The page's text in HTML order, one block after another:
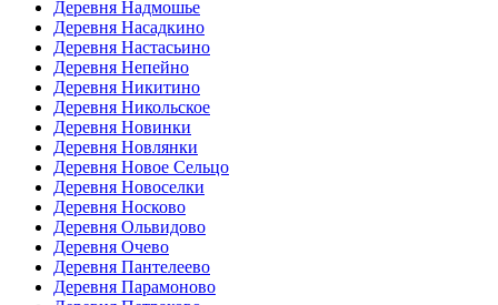
Деревня Надмошье
Деревня Насадкино
Деревня Настасьино
Деревня Непейно
Деревня Никитино
Деревня Никольское
Деревня Новинки
Деревня Новлянки
Деревня Новое Сельцо
Деревня Новоселки
Деревня Носково
Деревня Ольвидово
Деревня Очево
Деревня Пантелеево
Деревня Парамоново